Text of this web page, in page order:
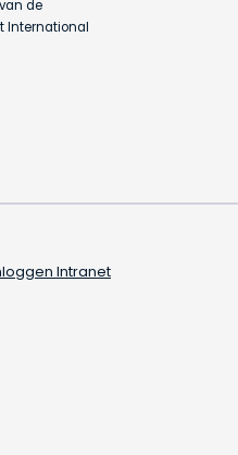
de
International
Intranet